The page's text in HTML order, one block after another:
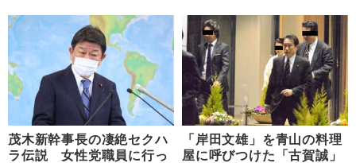
茂木新幹事長の凄絶セクハ
ラ伝説 女性党職員に行っ
「岸田文雄」を青山の料理
屋に呼びつけた「古賀誠」